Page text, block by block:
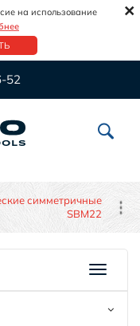
на использование
×
52
симметричные
SBM22